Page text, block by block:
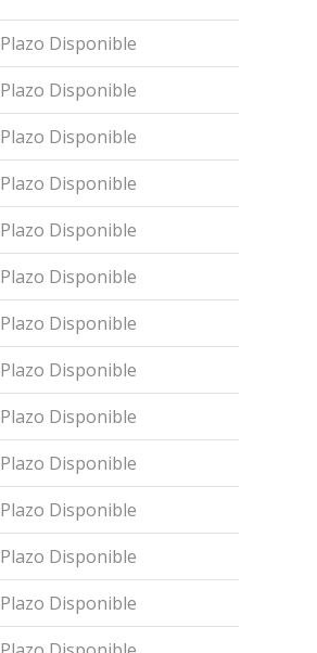
Plazo Disponible
Plazo Disponible
Plazo Disponible
Plazo Disponible
Plazo Disponible
Plazo Disponible
Plazo Disponible
Plazo Disponible
Plazo Disponible
Plazo Disponible
Plazo Disponible
Plazo Disponible
Plazo Disponible